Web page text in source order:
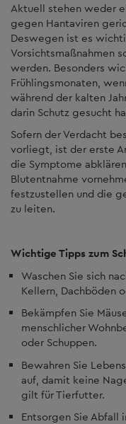
Aktuell stehen weder
gegen Hantaviren
Deswegen ist es
Vorsichtsmaßnahmen
werden. Besonders
Frühlingsmonaten,
während der kalten
darin Schutz gesucht
Sofern der Verdacht
vorliegt, ist der erste
die Symptome
Blutentnahme
festzustellen und die
zu leiten.
Wichtige Tipps zum
Waschen Sie sich
Kellern, Dachböden
Bekämpfen Sie
menschlicher
oder Schuppen.
Bewahren Sie
auf, damit keine
gilt für Tierfutter.
Entsorgen Sie Abfall